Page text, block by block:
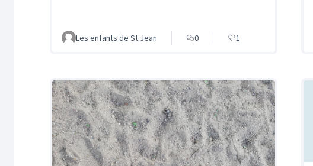
Les enfants de St Jean 0 1